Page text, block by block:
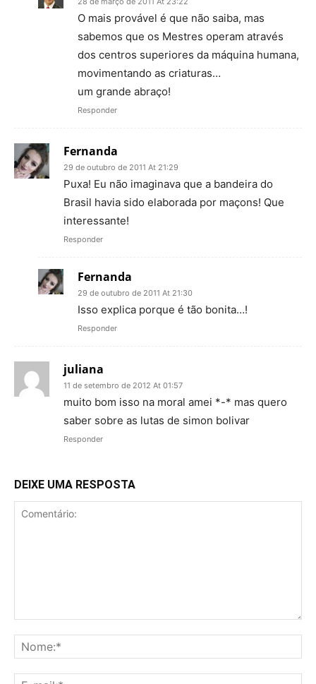
O mais provável é que não saiba, mas
sabemos que os Mestres operam através
dos centros superiores da máquina humana,
movimentando as criaturas…
um grande abraço!
Responder
Fernanda
29 de outubro de 2011 At 21:29
Puxa! Eu não imaginava que a bandeira do
Brasil havia sido elaborada por maçons! Que
interessante!
Responder
Fernanda
29 de outubro de 2011 At 21:30
Isso explica porque é tão bonita…!
Responder
juliana
11 de setembro de 2012 At 01:57
muito bom isso na moral amei *-* mas quero
saber sobre as lutas de simon bolivar
Responder
DEIXE UMA RESPOSTA